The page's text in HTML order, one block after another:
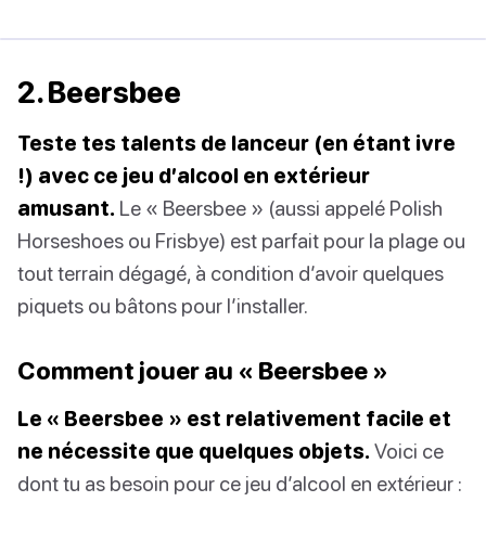
2. Beersbee
Teste tes talents de lanceur (en étant ivre
!) avec ce jeu d’alcool en extérieur
amusant. Le « Beersbee » (aussi appelé Polish
Horseshoes ou Frisbye) est parfait pour la plage ou
tout terrain dégagé, à condition d’avoir quelques
piquets ou bâtons pour l’installer.
Comment jouer au « Beersbee »
Le « Beersbee » est relativement facile et
ne nécessite que quelques objets. Voici ce
dont tu as besoin pour ce jeu d’alcool en extérieur :